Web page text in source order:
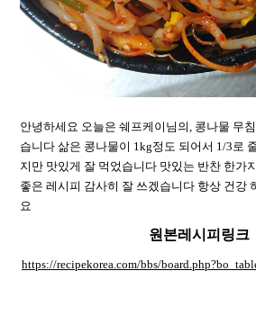
안녕하세요 오늘은 쉐프케이님의, 콩나물 무
습니다 삶은 콩나물이 1kg정도 되어서 1/3로
지만 맛있게 잘 먹었습니다 맛있는 반찬 한가
좋은 레시피 감사히 잘 쓰겠습니다 항상 건강
요
원본레시피링크
https://recipekorea.com/bbs/